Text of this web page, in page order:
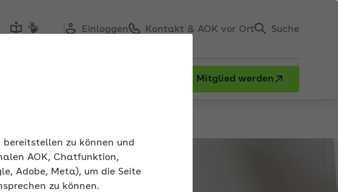
zu können und
AOK, Chatfunktion,
Adobe, Meta), um die Seite
zu können.
Einloggen Kontakt & AOK vor Ort Suche
Mitglied werden